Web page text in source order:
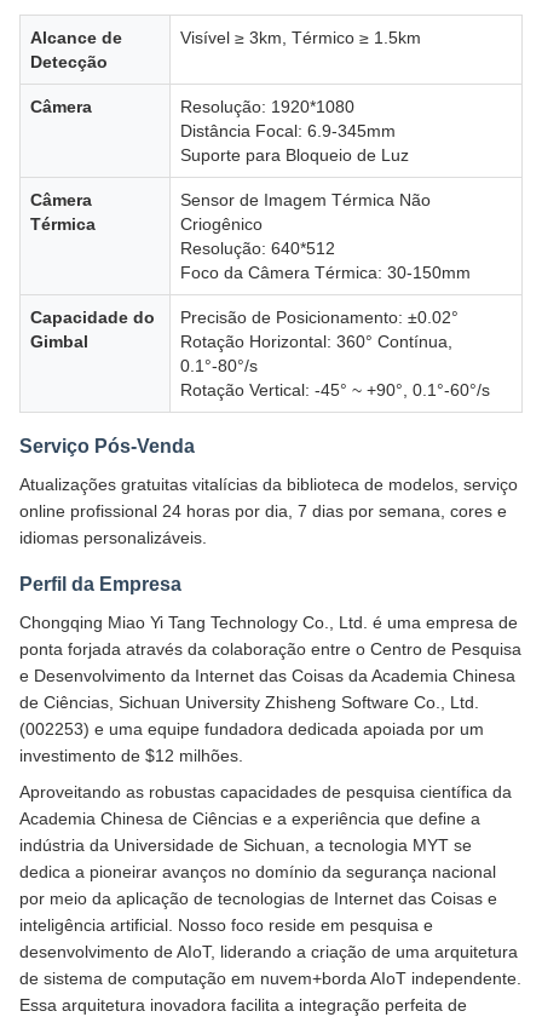
Alcance de
Detecção
Visível ≥ 3km, Térmico ≥ 1.5km
Câmera
Resolução: 1920*1080
Distância Focal: 6.9-345mm
Suporte para Bloqueio de Luz
Câmera
Térmica
Sensor de Imagem Térmica Não
Criogênico
Resolução: 640*512
Foco da Câmera Térmica: 30-150mm
Capacidade do
Gimbal
Precisão de Posicionamento: ±0.02°
Rotação Horizontal: 360° Contínua,
0.1°-80°/s
Rotação Vertical: -45° ~ +90°, 0.1°-60°/s
Serviço Pós-Venda
Atualizações gratuitas vitalícias da biblioteca de modelos, serviço
online profissional 24 horas por dia, 7 dias por semana, cores e
idiomas personalizáveis.
Perfil da Empresa
Chongqing Miao Yi Tang Technology Co., Ltd. é uma empresa de
ponta forjada através da colaboração entre o Centro de Pesquisa
e Desenvolvimento da Internet das Coisas da Academia Chinesa
de Ciências, Sichuan University Zhisheng Software Co., Ltd.
(002253) e uma equipe fundadora dedicada apoiada por um
investimento de $12 milhões.
Aproveitando as robustas capacidades de pesquisa científica da
Academia Chinesa de Ciências e a experiência que define a
indústria da Universidade de Sichuan, a tecnologia MYT se
dedica a pioneirar avanços no domínio da segurança nacional
por meio da aplicação de tecnologias de Internet das Coisas e
inteligência artificial. Nosso foco reside em pesquisa e
desenvolvimento de AIoT, liderando a criação de uma arquitetura
de sistema de computação em nuvem+borda AIoT independente.
Essa arquitetura inovadora facilita a integração perfeita de